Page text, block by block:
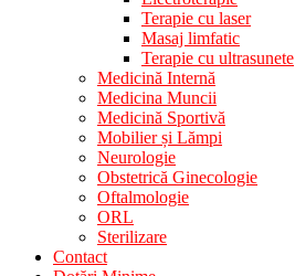
Terapie cu laser
Masaj limfatic
Terapie cu ultrasunete
Medicină Internă
Medicina Muncii
Medicină Sportivă
Mobilier și Lămpi
Neurologie
Obstetrică Ginecologie
Oftalmologie
ORL
Sterilizare
Contact